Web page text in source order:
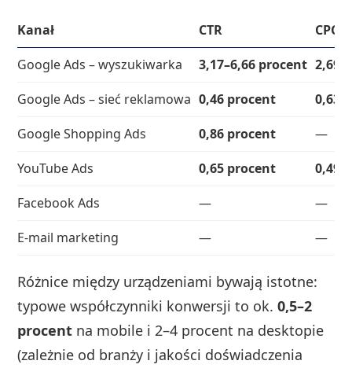
Kanał CTR
CPC
Google Ads – wyszukiwarka
3,17–6,66 procent
Google Ads – sieć reklamowa 0,46 procent
0,63
Google Shopping Ads
0,86 procent
—
YouTube Ads
0,65 procent
0,49
Facebook Ads
—
—
E-mail marketing
— —
Różnice między urządzeniami bywają istotne:
typowe współczynniki konwersji to ok.0,5–2
procent na mobile i 2–4 procent na desktopie
(zależnie od branży i jakości doświadczenia